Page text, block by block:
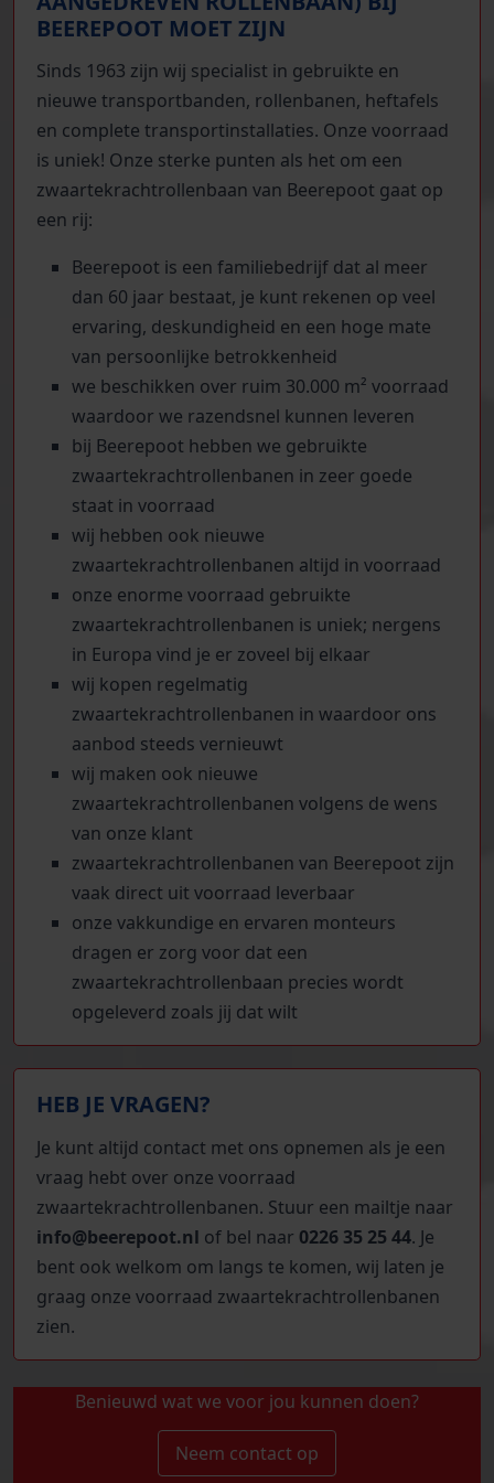
BEEREPOOT MOET ZIJN
Sinds 1963 zijn wij specialist in gebruikte en
nieuwe transportbanden, rollenbanen, heftafels
en complete transportinstallaties. Onze voorraad
is uniek! Onze sterke punten als het om een
zwaartekrachtrollenbaan van Beerepoot gaat op
een rij:
Beerepoot is een familiebedrijf dat al meer
dan 60 jaar bestaat, je kunt rekenen op veel
ervaring, deskundigheid en een hoge mate
van persoonlijke betrokkenheid
we beschikken over ruim 30.000 m² voorraad
waardoor we razendsnel kunnen leveren
bij Beerepoot hebben we gebruikte
zwaartekrachtrollenbanen in zeer goede
staat in voorraad
wij hebben ook nieuwe
zwaartekrachtrollenbanen altijd in voorraad
onze enorme voorraad gebruikte
zwaartekrachtrollenbanen is uniek; nergens
in Europa vind je er zoveel bij elkaar
wij kopen regelmatig
zwaartekrachtrollenbanen in waardoor ons
aanbod steeds vernieuwt
wij maken ook nieuwe
zwaartekrachtrollenbanen volgens de wens
van onze klant
zwaartekrachtrollenbanen van Beerepoot zijn
vaak direct uit voorraad leverbaar
onze vakkundige en ervaren monteurs
dragen er zorg voor dat een
zwaartekrachtrollenbaan precies wordt
opgeleverd zoals jij dat wilt
HEB JE VRAGEN?
Je kunt altijd contact met ons opnemen als je een
vraag hebt over onze voorraad
zwaartekrachtrollenbanen. Stuur een mailtje naar
info@beerepoot.nl of bel naar 0226 35 25 44. Je
bent ook welkom om langs te komen, wij laten je
graag onze voorraad zwaartekrachtrollenbanen
zien.
Benieuwd wat we voor jou kunnen doen?
Neem contact op